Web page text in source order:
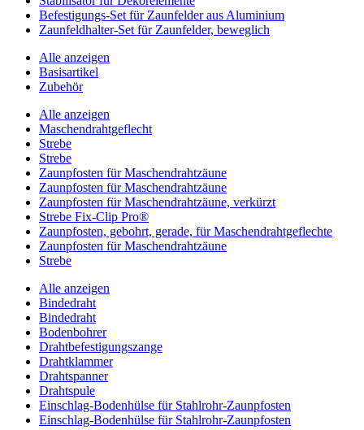
Befestigungs-Set für Zaunfelder aus Aluminium
Zaunfeldhalter-Set für Zaunfelder, beweglich
Alle anzeigen
Basisartikel
Zubehör
Alle anzeigen
Maschendrahtgeflecht
Strebe
Strebe
Zaunpfosten für Maschendrahtzäune
Zaunpfosten für Maschendrahtzäune
Zaunpfosten für Maschendrahtzäune, verkürzt
Strebe Fix-Clip Pro®
Zaunpfosten, gebohrt, gerade, für Maschendrahtgeflechte
Zaunpfosten für Maschendrahtzäune
Strebe
Alle anzeigen
Bindedraht
Bindedraht
Bodenbohrer
Drahtbefestigungszange
Drahtklammer
Drahtspanner
Drahtspule
Einschlag-Bodenhülse für Stahlrohr-Zaunpfosten
Einschlag-Bodenhülse für Stahlrohr-Zaunpfosten